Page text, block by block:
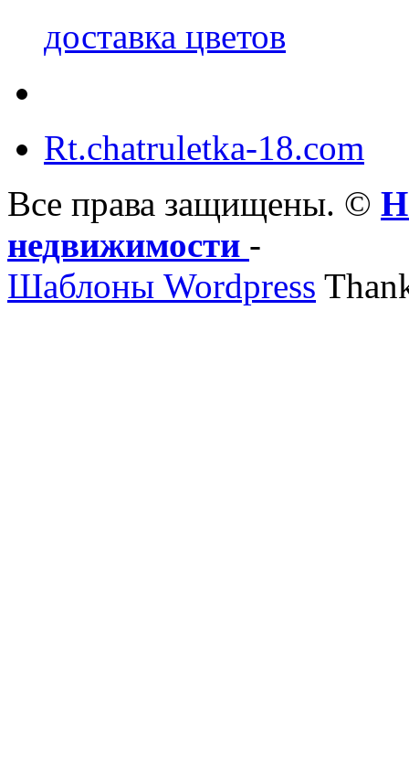
доставка цветов
Rt.chatruletka-18.com
Все права защищены. ©
недвижимости -
Шаблоны Wordpress